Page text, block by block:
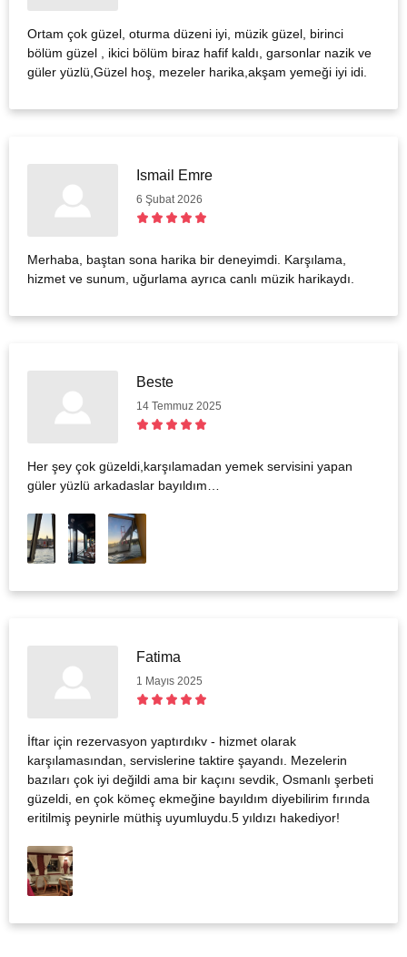
Ortam çok güzel, oturma düzeni iyi, müzik güzel, birinci
bölüm güzel , ikici bölüm biraz hafif kaldı, garsonlar nazik ve
güler yüzlü,Güzel hoş, mezeler harika,akşam yemeği iyi idi.
Ismail Emre
6 Şubat 2026
Merhaba, baştan sona harika bir deneyimdi. Karşılama,
hizmet ve sunum, uğurlama ayrıca canlı müzik harikaydı.
Beste
14 Temmuz 2025
Her şey çok güzeldi,karşılamadan yemek servisini yapan
güler yüzlü arkadaslar bayıldım…
Fatima
1 Mayıs 2025
İftar için rezervasyon yaptırdıkv - hizmet olarak
karşılamasından, servislerine taktire şayandı. Mezelerin
bazıları çok iyi değildi ama bir kaçını sevdik, Osmanlı şerbeti
güzeldi, en çok kömeç ekmeğine bayıldım diyebilirim fırında
eritilmiş peynirle müthiş uyumluydu.5 yıldızı hakediyor!